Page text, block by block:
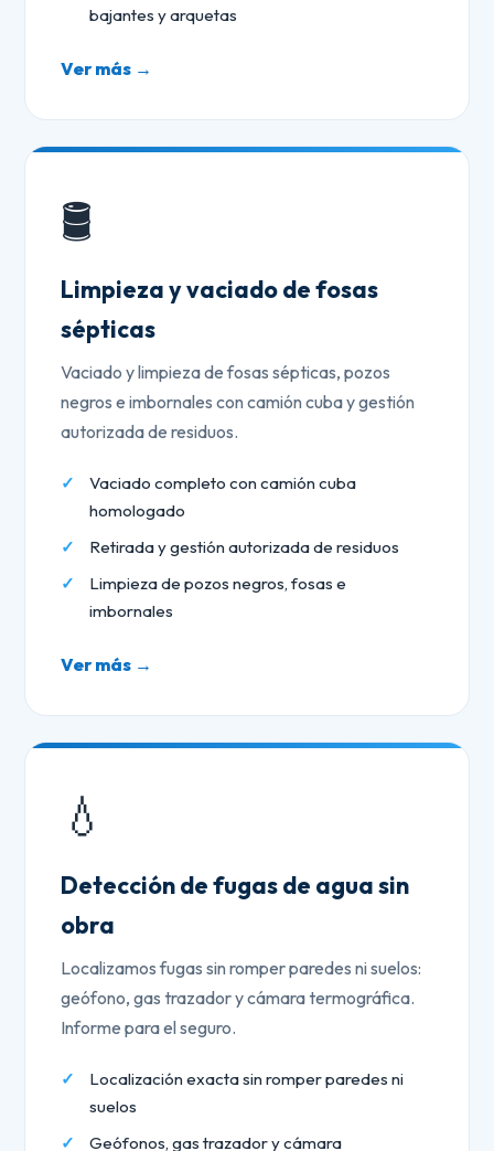
bajantes y arquetas
Ver más →
🛢️
Limpieza y vaciado de fosas
sépticas
Vaciado y limpieza de fosas sépticas, pozos
negros e imbornales con camión cuba y gestión
autorizada de residuos.
Vaciado completo con camión cuba
homologado
Retirada y gestión autorizada de residuos
Limpieza de pozos negros, fosas e
imbornales
Ver más →
💧
Detección de fugas de agua sin
obra
Localizamos fugas sin romper paredes ni suelos:
geófono, gas trazador y cámara termográfica.
Informe para el seguro.
Localización exacta sin romper paredes ni
suelos
Geófonos, gas trazador y cámara